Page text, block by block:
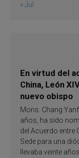
« Jul
En virtud del
China, León
nuevo obispo
Mons. Chang
años, ha sido
del Acuerdo entre
Sede para una
llevaba veinte